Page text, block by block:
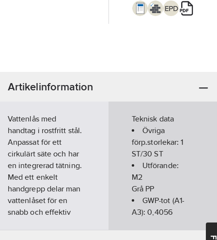
Artikelinformation
Vattenlås med
handtag i rostfritt stål.
Anpassat för ett
cirkulärt säte och har
en integrerad tätning.
Med ett enkelt
handgrepp delar man
vattenlåset för en
snabb och effektiv
Teknisk data
Övriga
förp.storlekar:1
ST/30 ST
Utförande:
M2
Grå PP
GWP-tot (A1-
A3):0,4056